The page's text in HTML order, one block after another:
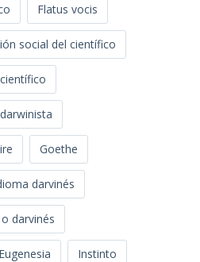
Flatus vocis
social del científico
Goethe
darvinés
darvinés
Instinto